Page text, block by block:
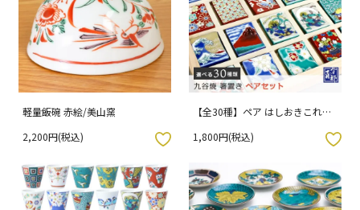
軽量飯碗 赤絵/美山窯
2,200円(税込)
【全30種】ペア はしおきこれく
1,800円(税込)
お気に入りボタン